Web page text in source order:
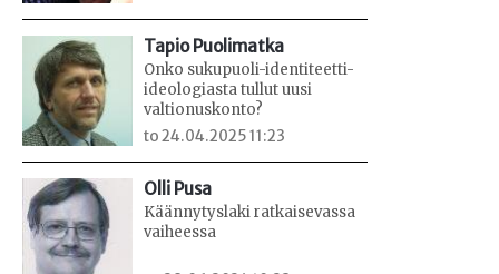
Tapio Puolimatka
Onko sukupuoli-identiteetti-
ideologiasta tullut uusi
valtionuskonto?
to 24.04.2025 11:23
Olli Pusa
Käännytyslaki ratkaisevassa
vaiheessa